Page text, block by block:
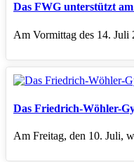
Das FWG unterstützt
Am Vormittag des 14. Juli
Das Friedrich-Wöhler-
Am Freitag, den 10. Juli,